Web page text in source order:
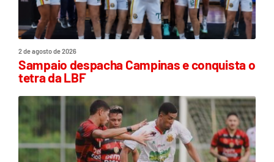
2 de agosto de 2026
Sampaio despacha Campinas e conquista o
tetra da LBF